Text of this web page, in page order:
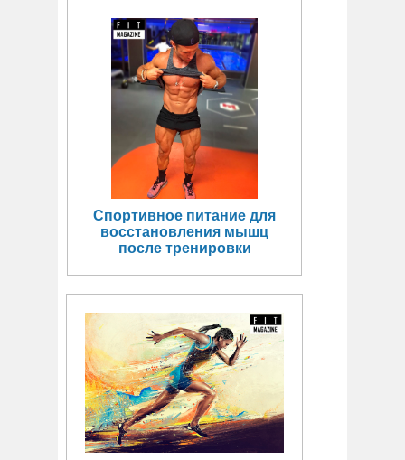
Спортивное питание для
восстановления мышц
после тренировки